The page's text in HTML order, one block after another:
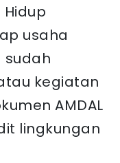
usaha
kegiatan
AMDAL
lingkungan